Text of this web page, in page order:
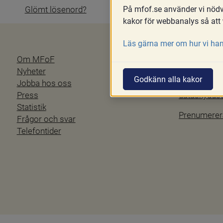
Glömt lösenord?
Om MFoF
Nyheter
Jobba hos oss
Press
Statistik
Frågor och svar
Telefontider
På mfof.se använder vi
kakor för webbanalys så
Läs gärna mer om hur vi
Godkänn alla kakor